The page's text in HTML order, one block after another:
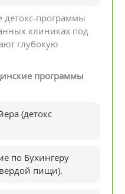
программы
клиниках под
глубокую
программы
(детокс
по Бухингеру
пищи).